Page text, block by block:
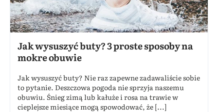
Jak wysuszyć buty? 3 proste sposoby na
mokre obuwie
Jak wysuszyć buty? Nie raz zapewne zadawaliście sobie
to pytanie. Deszczowa pogoda nie sprzyja naszemu
obuwiu. Śnieg zimą lub kałuże i rosa na trawie w
cieplejsze miesiące mogą spowodować, że [...]